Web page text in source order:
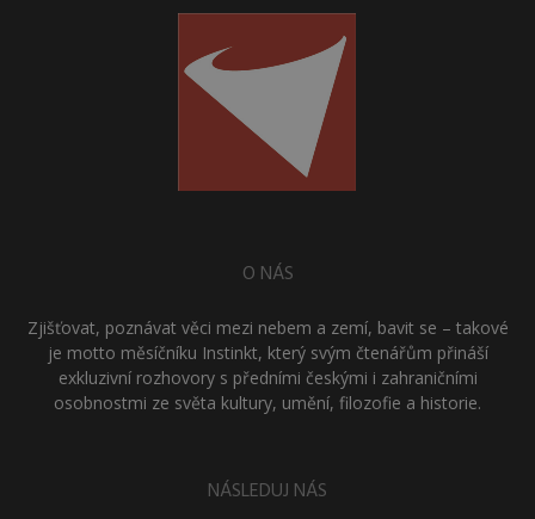
O NÁS
Zjišťovat, poznávat věci mezi nebem a zemí, bavit se – takové
je motto měsíčníku Instinkt, který svým čtenářům přináší
exkluzivní rozhovory s předními českými i zahraničními
osobnostmi ze světa kultury, umění, filozofie a historie.
NÁSLEDUJ NÁS